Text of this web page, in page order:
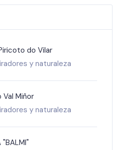
do Vilar
y naturaleza
Val Miñor
y naturaleza
"BALMI"